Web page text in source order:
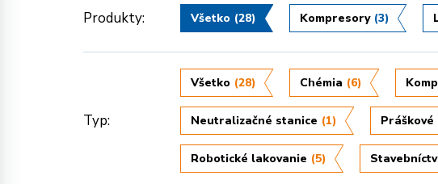
Produkty: Všetko (28) Kompresory (3)
Typ:
Všetko (28) Chémia (6)
Neutralizačné stanice (1)
Robotické lakovanie (5)